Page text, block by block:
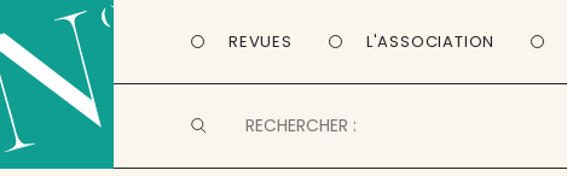
REVUES L'ASSOCIATION